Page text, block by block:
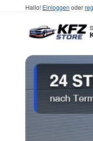
Hallo! Einloggen oder